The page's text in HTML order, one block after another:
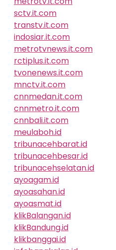
sctv.it.com
transtv.it.com
indosiar.it.com
metrotvnews.it.com
rctiplus.it.com
tvonenews.it.com
mnctv.it.com
cnnmedan.it.com
cnnmetro.it.com
cnnbali.it.com
meulaboh.id
tribunacehbarat.id
tribunacehbesar.id
tribunacehselatan.id
ayoagam.id
ayoasahan.id
ayoasmat.id
klikBalangan.id
klikBandung.id
klikbanggai.id